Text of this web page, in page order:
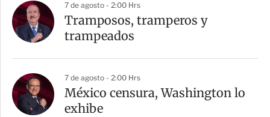
7 de agosto - 2:00 Hrs
Tramposos, tramperos y
trampeados
7 de agosto - 2:00 Hrs
México censura, Washington lo
exhibe